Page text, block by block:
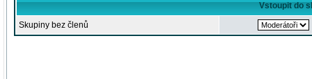
Vstoupit do
Skupiny bez členů